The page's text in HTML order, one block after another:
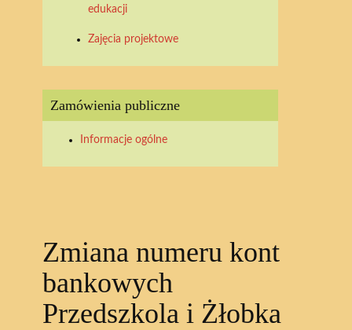
edukacji
Zajęcia projektowe
Zamówienia publiczne
Informacje ogólne
Zmiana numeru kont
bankowych
Przedszkola i Żłobka